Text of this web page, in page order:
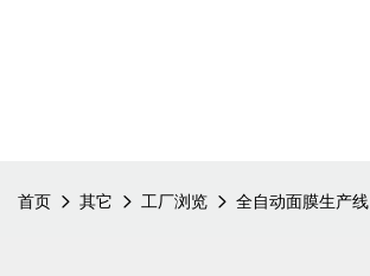
首页 其它 工厂浏览 全自动面膜生产线